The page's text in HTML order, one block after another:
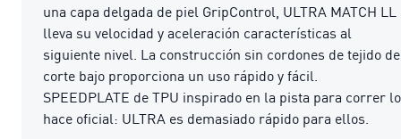
una capa delgada de piel GripControl, ULTRA MATCH LL
lleva su velocidad y aceleración características al
siguiente nivel. La construcción sin cordones de tejido de
corte bajo proporciona un uso rápido y fácil.
SPEEDPLATE de TPU inspirado en la pista para correr lo
hace oficial: ULTRA es demasiado rápido para ellos.